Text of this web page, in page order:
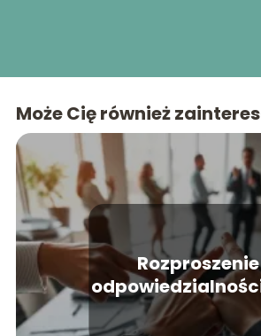
Może Cię również
Rozproszenie
to jest i jakie ma